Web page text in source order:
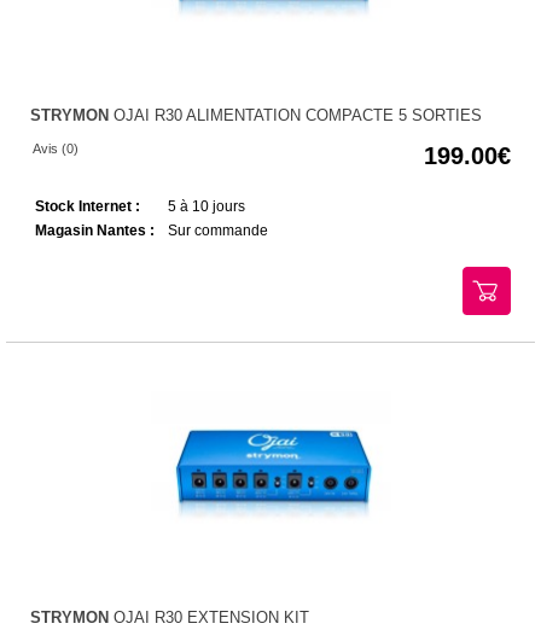
STRYMON OJAI R30 ALIMENTATION COMPACTE 5 SORTIES
Avis (0) 199.00
Stock Internet :
5 à 10 jours
Magasin Nantes :
Sur commande
STRYMON OJAI R30 EXTENSION KIT